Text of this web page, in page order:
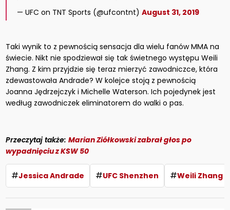
— UFC on TNT Sports (@ufcontnt)August 31, 2019
Taki wynik to z pewnością sensacja dla wielu fanów MMA na
świecie. Nikt nie spodziewał się tak świetnego występu Weili
Zhang. Z kim przyjdzie się teraz mierzyć zawodniczce, która
zdewastowała Andrade? W kolejce stoją z pewnością
Joanna Jędrzejczyk i Michelle Waterson. Ich pojedynek jest
według zawodniczek eliminatorem do walki o pas.
Przeczytaj także:Marian Ziółkowski zabrał głos po
wypadnięciu z KSW 50
#Jessica Andrade #UFC Shenzhen #Weili Zhang